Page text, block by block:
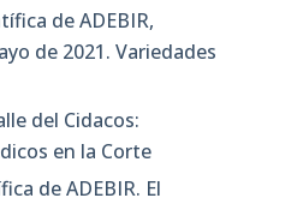
de ADEBIR,
de 2021. Variedades
del Cidacos:
en la Corte
de ADEBIR. El